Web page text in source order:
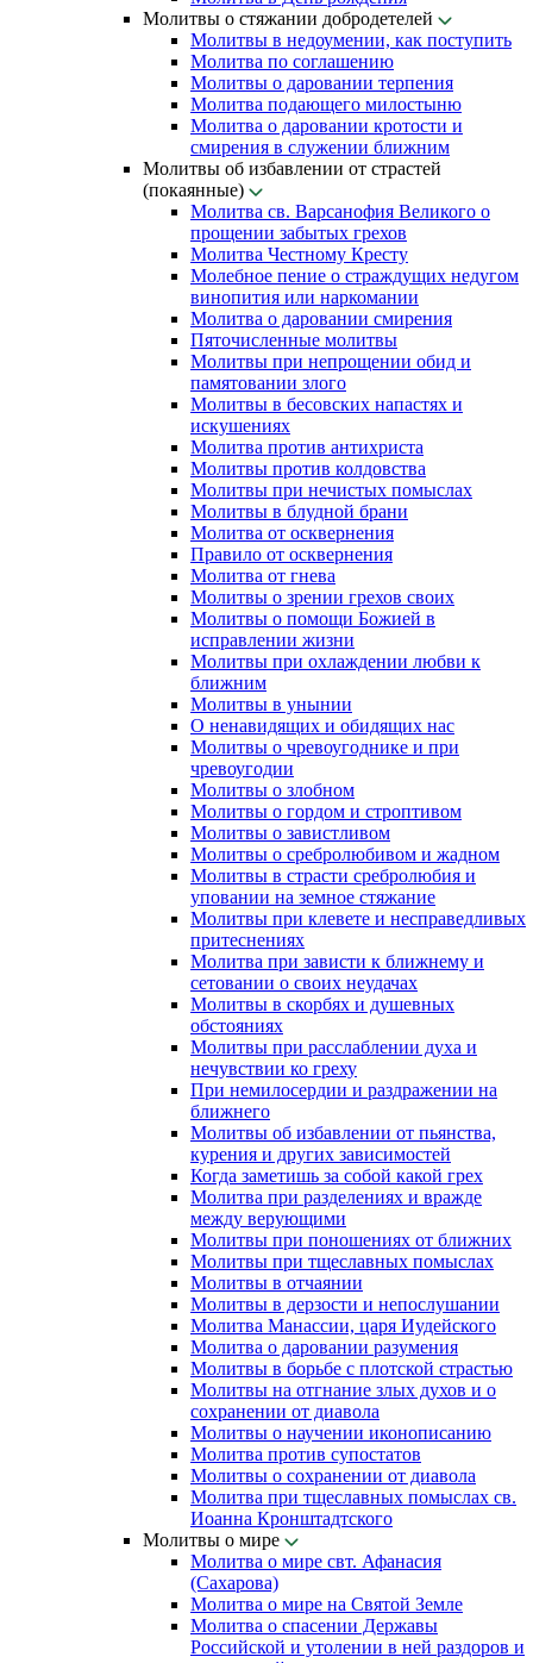
Молитвы о стяжании добродетелей
Молитвы в недоумении, как поступить
Молитва по соглашению
Молитвы о даровании терпения
Молитва подающего милостыню
Молитва о даровании кротости и
смирения в служении ближним
Молитвы об избавлении от страстей
(покаянные)
Молитва св. Варсанофия Великого о
прощении забытых грехов
Молитва Честному Кресту
Молебное пение о страждущих недугом
винопития или наркомании
Молитва о даровании смирения
Пяточисленные молитвы
Молитвы при непрощении обид и
памятовании злого
Молитвы в бесовских напастях и
искушениях
Молитва против антихриста
Молитвы против колдовства
Молитвы при нечистых помыслах
Молитвы в блудной брани
Молитва от осквернения
Правило от осквернения
Молитва от гнева
Молитвы о зрении грехов своих
Молитвы о помощи Божией в
исправлении жизни
Молитвы при охлаждении любви к
ближним
Молитвы в унынии
О ненавидящих и обидящих нас
Молитвы о чревоугоднике и при
чревоугодии
Молитвы о злобном
Молитвы о гордом и строптивом
Молитвы о завистливом
Молитвы о сребролюбивом и жадном
Молитвы в страсти сребролюбия и
уповании на земное стяжание
Молитвы при клевете и несправедливых
притеснениях
Молитва при зависти к ближнему и
сетовании о своих неудачах
Молитвы в скорбях и душевных
обстояниях
Молитвы при расслаблении духа и
нечувствии ко греху
При немилосердии и раздражении на
ближнего
Молитвы об избавлении от пьянства,
курения и других зависимостей
Когда заметишь за собой какой грех
Молитва при разделениях и вражде
между верующими
Молитвы при поношениях от ближних
Молитвы при тщеславных помыслах
Молитвы в отчаянии
Молитвы в дерзости и непослушании
Молитва Манассии, царя Иудейского
Молитва о даровании разумения
Молитвы в борьбе с плотской страстью
Молитвы на отгнание злых духов и о
сохранении от диавола
Молитвы о научении иконописанию
Молитва против супостатов
Молитвы о сохранении от диавола
Молитва при тщеславных помыслах св.
Иоанна Кронштадтского
Молитвы о мире
Молитва о мире свт. Афанасия
(Сахарова)
Молитва о мире на Святой Земле
Молитва о спасении Державы
Российской и утолении в ней раздоров и